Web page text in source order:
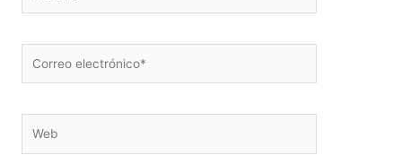
electrónico*